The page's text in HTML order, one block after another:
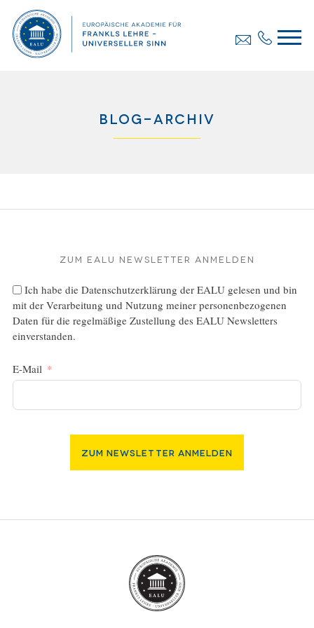
Blog-Archiv
Zum EALU Newsletter anmelden
Ich habe die Datenschutzerklärung der EALU gelesen und bin
mit der Verarbeitung und Nutzung meiner personenbezogenen
Daten für die regelmäßige Zustellung des EALU Newsletters
einverstanden.
E-Mail
Zum Newsletter Anmelden